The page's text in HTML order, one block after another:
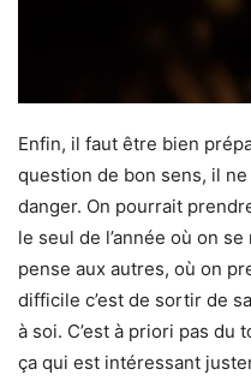
Enfin, il faut être bien
question de bon sens, il
danger. On pourrait
le seul de l’année où on
pense aux autres, où on
difficile c’est de sortir de
à soi. C’est à priori pas du
ça qui est intéressant